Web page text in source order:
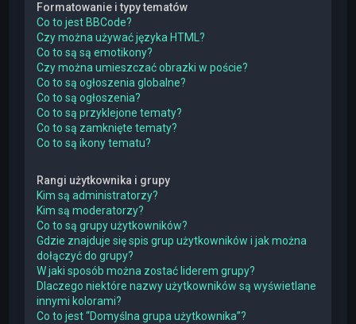
Formatowanie i typy tematów
Co to jest BBCode?
Czy można używać języka HTML?
Co to są są emotikony?
Czy można umieszczać obrazki w poście?
Co to są ogłoszenia globalne?
Co to są ogłoszenia?
Co to są przyklejone tematy?
Co to są zamknięte tematy?
Co to są ikony tematu?
Rangi użytkownika i grupy
Kim są administratorzy?
Kim są moderatorzy?
Co to są grupy użytkowników?
Gdzie znajduje się spis grup użytkowników i jak można
dołączyć do grupy?
W jaki sposób można zostać liderem grupy?
Dlaczego niektóre nazwy użytkowników są wyświetlane
innymi kolorami?
Co to jest “Domyślna grupa użytkownika”?